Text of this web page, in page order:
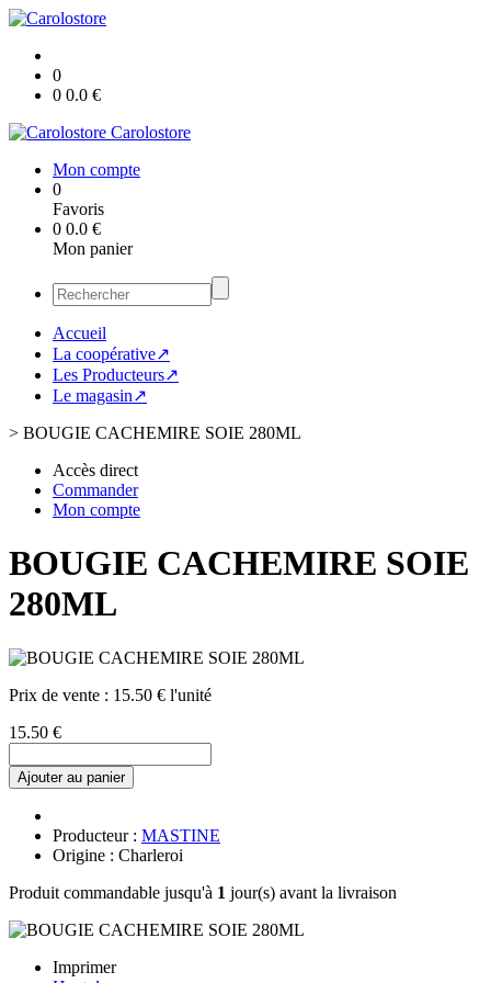
0
0 0.0 €
Carolostore
Mon compte
0
Favoris
0 0.0 €
Mon panier
Accueil
La coopérative↗
Les Producteurs↗
Le magasin↗
> BOUGIE CACHEMIRE SOIE 280ML
Accès direct
Commander
Mon compte
BOUGIE CACHEMIRE SOIE
280ML
Prix de vente : 15.50 € l'unité
15.50 €
Ajouter au panier
Producteur : MASTINE
Origine : Charleroi
Produit commandable jusqu'à 1 jour(s) avant la livraison
Imprimer